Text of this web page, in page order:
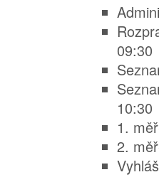
09:30
10:30
1.
2.